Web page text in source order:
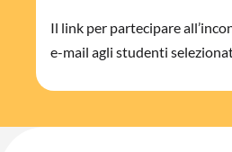
Il link per partecipare
e-mail agli studenti